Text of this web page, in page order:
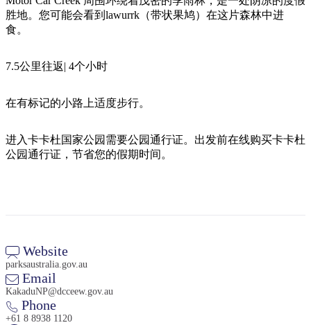
索:
Sign
胜地。您可能会看到lawurrk（带状果鸠）在这片森林中进
食。
7.5公里往返| 4个小时
在有标记的小路上适度步行。
进入卡卡杜国家公园需要公园通行证。出发前在线购买卡卡杜
公园通行证，节省您的假期时间。
Website
parksaustralia.gov.au
Email
KakaduNP@dcceew.gov.au
Phone
+61 8 8938 1120